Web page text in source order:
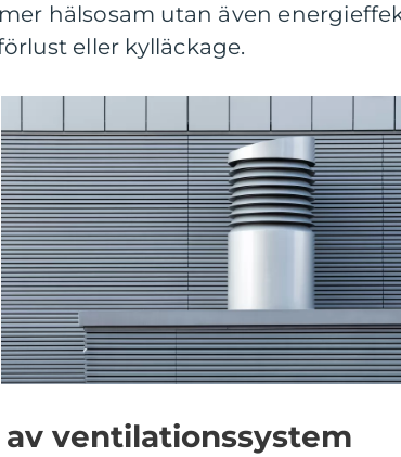
hälsosam utan även
eller kylläckage.
ventilationssystem